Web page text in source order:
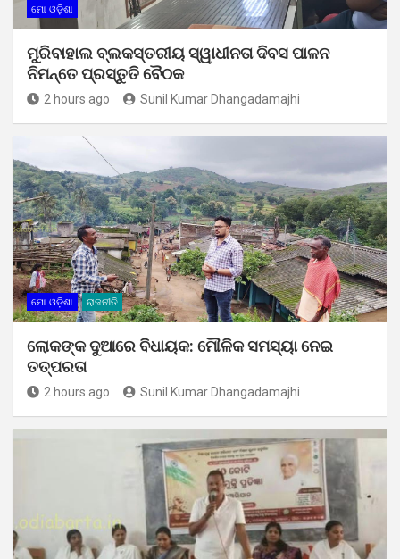
ମୋ ଓଡ଼ିଶା
ମୁରିବାହାଲ ବ୍ଲକସ୍ତରୀୟ ସ୍ୱାଧୀନତା ଦିବସ ପାଳନ
ନିମନ୍ତେ ପ୍ରସ୍ତୁତି ବୈଠକ
2 hours ago Sunil Kumar Dhangadamajhi
ମୋ ଓଡ଼ିଶା ରାଜନୀତି
ଲୋକଙ୍କ ଦୁଆରେ ବିଧାୟକ: ମୌଳିକ ସମସ୍ୟା ନେଇ
ତତ୍ପରତା
2 hours ago Sunil Kumar Dhangadamajhi